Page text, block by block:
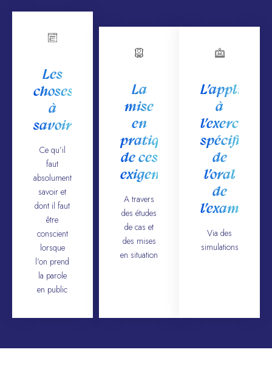
Les
choses
à
savoir
Ce qu’il
faut
absolument
savoir et
dont il faut
être
conscient
lorsque
l’on prend
la parole
en public
La
mise
en
pratique
de ces
exigences
A travers
des études
de cas et
des mises
en situation
à
l’exercice
spécifique
de
l’oral
de
l’examen
Via des
simulations